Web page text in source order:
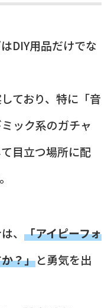
DIY用品だけでな
ており、特に「音
ック系のガチャ
目立つ場所に配
、 「アイピーフォ
？」と勇気を出